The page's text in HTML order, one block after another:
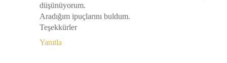
düşünüyorum.
Aradığım ipuçlarını buldum.
Teşekkürler
Yanıtla